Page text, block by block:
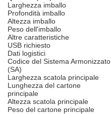
Larghezza imballo
Profondità imballo
Altezza imballo
Peso dell'imballo
Altre caratteristiche
USB richiesto
Dati logistici
Codice del Sistema Armonizzato
(SA)
Larghezza scatola principale
Lunghezza del cartone
principale
Altezza scatola principale
Peso del cartone principale